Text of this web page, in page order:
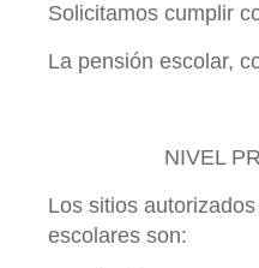
Solicitamos cumplir
La pensión escolar,
NIVEL
Los sitios
escolares son: